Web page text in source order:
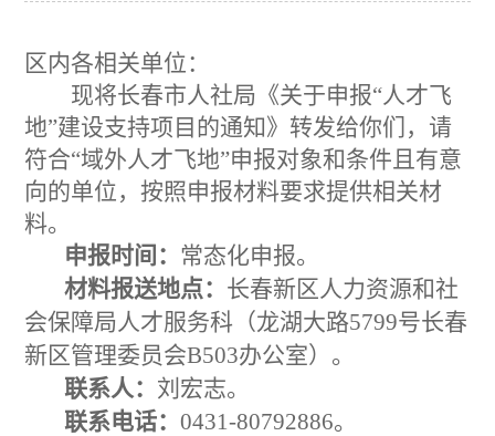
区内各相关单位：
现将长春市人社局《关于申报“人才飞
地”建设支持项目的通知》转发给你们，请
符合“域外人才飞地”申报对象和条件且有意
向的单位，按照申报材料要求提供相关材
料。
申报时间： 常态化申报。
材料报送地点： 长春新区人力资源和社
会保障局人才服务科（龙湖大路5799号长春
新区管理委员会B503办公室）。
联系人： 刘宏志。
联系电话：0431-80792886。